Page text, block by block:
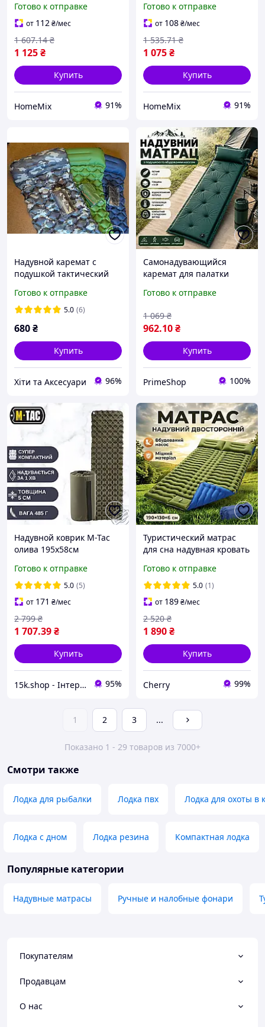
для пикника NJ-528
Готово к отправке
от 112₴/мес
1 125₴
1 607.14 ₴
Купить
HomeMix 91%
лампа BL-2029 / Матрас
для кемпинга
Готово к отправке
от 108₴/мес
1 075₴
1 535.71 ₴
Купить
HomeMix 91%
Надувной каремат с
подушкой тактический
туристический матрас
серый, синий, зеленый,
Готово к отправке
5.0 (6)
680₴
Купить
Хіти та Аксесуари 96%
Самонадувающийся
каремат для палатки
туристический матрас с
походный коврик для сна
Готово к отправке
962.10₴
1 069 ₴
Купить
PrimeShop 100%
Надувной коврик M-Tac
олива 195х58см
каремат для ЗСУ
Готово к отправке
5.0 (5)
от 171 ₴/мес
1 707.39₴
2 799 ₴
Купить
15k.shop - Інтернет магазин для туризму, відпочинку та спорядження ! 95%
Туристический матрас
для сна надувная кровать
водонепроницаемая
надувная для
путешествий коврик для
кемпинга
Готово к отправке
5.0 (1)
от 189₴/мес
1 890₴
2 520 ₴
Купить
Cherry 99%
1 2 3 ...
Показано 1 - 29 товаров из 7000+
Смотри также
Лодка для рыбалки Лодка пвх Лодка для охоты в
Лодка с дном Лодка резина Компактная лодка
Популярные категории
Надувные матрасы Ручные и налобные фонари
Покупателям
Продавцам
О нас